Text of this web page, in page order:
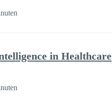
in Healthcare